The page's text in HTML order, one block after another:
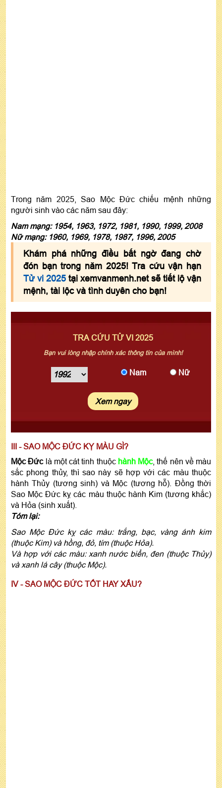
Trong năm 2025, Sao Mộc Đức chiếu mệnh những
người sinh vào các năm sau đây:
Nam mạng: 1954, 1963, 1972, 1981, 1990, 1999, 2008
Nữ mạng: 1960, 1969, 1978, 1987, 1996, 2005
Khám phá những điều bất ngờ đang chờ
đón bạn trong năm 2025! Tra cứu vận hạn
Tử vi 2025 tại xemvanmenh.net sẽ tiết lộ vận
mệnh, tài lộc và tình duyên cho bạn!
TRA CỨU TỬ VI 2025
Bạn vui lòng nhập chính xác thông tin của mình!
Nam Nữ
Xem ngay
III - SAO MỘC ĐỨC KỴ MÀU GÌ?
Mộc Đứclà một cát tinh thuộc hành Mộc, thế nên về màu
sắc phong thủy, thì sao này sẽ hợp với các màu thuộc
hành Thủy (tương sinh) và Mộc (tương hỗ). Đồng thời
Sao Mộc Đức kỵ các màu thuộc hành Kim (tương khắc)
và Hỏa (sinh xuất).
Tóm lại:
Sao Mộc Đức kỵ các màu: trắng, bạc, vàng ánh kim
(thuộc Kim) và hồng, đỏ, tím (thuộc Hỏa).
Và hợp với các màu: xanh nước biển, đen (thuộc Thủy)
và xanh lá cây (thuộc Mộc).
IV - SAO MỘC ĐỨC TỐT HAY XẤU?